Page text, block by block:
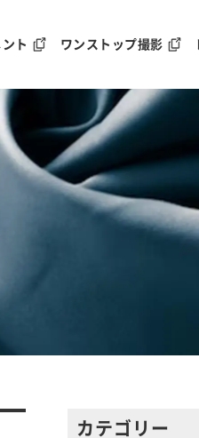
ト ワンストップ撮影
カテゴリー